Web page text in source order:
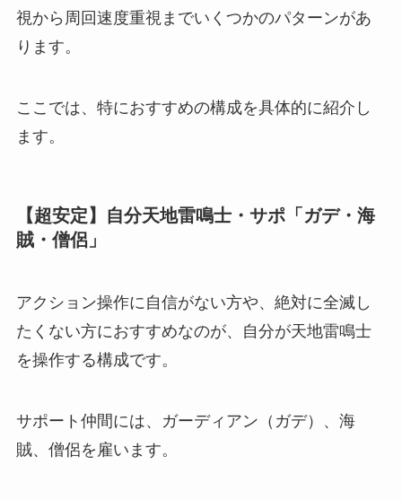
視から周回速度重視までいくつかのパターンがあ
ります。
ここでは、特におすすめの構成を具体的に紹介し
ます。
【超安定】自分天地雷鳴士・サポ「ガデ・海
賊・僧侶」
アクション操作に自信がない方や、絶対に全滅し
たくない方におすすめなのが、自分が天地雷鳴士
を操作する構成です。
サポート仲間には、ガーディアン（ガデ）、海
賊、僧侶を雇います。